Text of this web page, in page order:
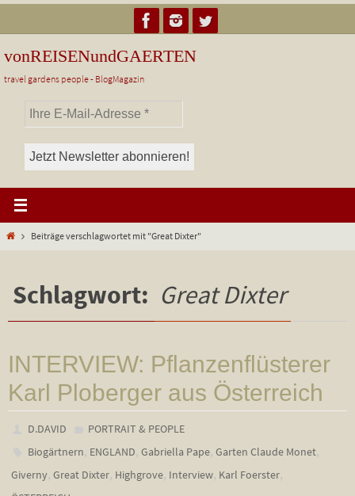
Inhalt
springen
vonREISENundGAERTEN
travel gardens people - BlogMagazin
StartBeiträge verschlagwortet mit "Great Dixter"
Schlagwort: Great Dixter
INTERVIEW: Pflanzenflüsterer
Karl Ploberger aus Österreich
D.DAVID
PORTRAIT & PEOPLE
Biogärtnern, ENGLAND,Gabriella Pape,Garten Claude Monet,
Giverny, Great Dixter, Highgrove, Interview, Karl Foerster,